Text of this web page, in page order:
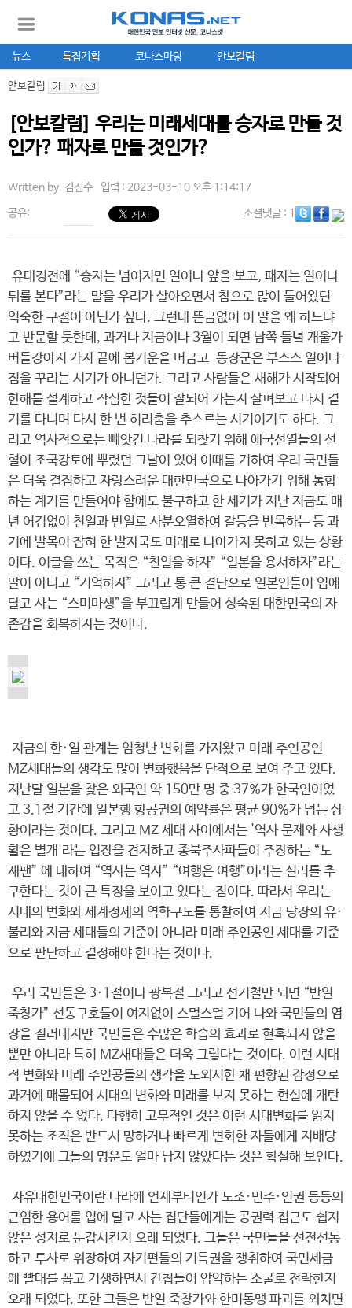
뉴스 특집기획 코나스마당 안보칼럼
안보칼럼
[안보칼럼] 우리는 미래세대를 승자로 만들 것
인가? 패자로 만들 것인가?
Written by. 김진수 입력 : 2023-03-10 오후 1:14:17
공유: 소셜댓글: 1
유대경전에 “승자는 넘어지면 일어나 앞을 보고, 패자는 일어나
뒤를 본다”라는 말을 우리가 살아오면서 참으로 많이 들어왔던
익숙한 구절이 아닌가 싶다. 그런데 뜬금없이 이 말을 왜 하느냐
고 반문할 듯한데, 과거나 지금이나 3월이 되면 남쪽 들녘 개울가
버들강아지 가지 끝에 봄기운을 머금고 동장군은 부스스 일어나
짐을 꾸리는 시기가 아니던가. 그리고 사람들은 새해가 시작되어
한해를 설계하고 작심한 것들이 잘되어 가는지 살펴보고 다시 결
기를 다니며 다시 한 번 허리춤을 추스르는 시기이기도 하다. 그
리고 역사적으로는 빼앗긴 나라를 되찾기 위해 애국선열들의 선
혈이 조국강토에 뿌렸던 그날이 있어 이때를 기하여 우리 국민들
은 더욱 결집하고 자랑스러운 대한민국으로 나아가기 위해 통합
하는 계기를 만들어야 함에도 불구하고 한 세기가 지난 지금도 매
년 어김없이 친일과 반일로 사분오열하여 갈등을 반목하는 등 과
거에 발목이 잡혀 한 발자국도 미래로 나아가지 못하고 있는 상황
이다. 이글을 쓰는 목적은 “친일을 하자” “일본을 용서하자”라는
말이 아니고 “기억하자” 그리고 통 큰 결단으로 일본인들이 입에
달고 사는 “스미마셍”을 부끄럽게 만들어 성숙된 대한민국의 자
존감을 회복하자는 것이다.
지금의 한·일 관계는 엄청난 변화를 가져왔고 미래 주인공인
MZ세대들의 생각도 많이 변화했음을 단적으로 보여 주고 있다.
지난달 일본을 찾은 외국인 약 150만 명 중 37%가 한국인이었
고 3.1절 기간에 일본행 항공권의 예약률은 평균 90%가 넘는 상
황이라는 것이다. 그리고 MZ 세대 사이에서는 '역사 문제와 사생
활은 별개'라는 입장을 견지하고 종북주사파들이 주장하는 “노
재팬” 에 대하여 “역사는 역사” “여행은 여행”이라는 실리를 추
구한다는 것이 큰 특징을 보이고 있다는 점이다. 따라서 우리는
시대의 변화와 세계정세의 역학구도를 통찰하여 지금 당장의 유·
불리와 지금 세대들의 기준이 아니라 미래 주인공인 세대를 기준
으로 판단하고 결정해야 한다는 것이다.
우리 국민들은 3·1절이나 광복절 그리고 선거철만 되면 “반일
죽창가” 선동구호들이 여지없이 스멀스멀 기어 나와 국민들의 염
장을 질러대지만 국민들은 수많은 학습의 효과로 현혹되지 않을
뿐만 아니라 특히 MZ새대들은 더욱 그렇다는 것이다. 이런 시대
적 변화와 미래 주인공들의 생각을 도외시한 채 편향된 감정으로
과거에 매몰되어 시대의 변화와 미래를 보지 못하는 현실에 개탄
하지 않을 수 없다. 다행히 고무적인 것은 이런 시대변화를 읽지
못하는 조직은 반드시 망하거나 빠르게 변화한 자들에게 지배당
하였기에 그들의 명운도 얼마 남지 않았다는 것은 확실해 보인다.
자유대한민국이란 나라에 언제부터인가 노조·민주·인권 등등의
근엄한 용어를 입에 달고 사는 집단들에게는 공권력 접근도 쉽지
않은 성지로 둔갑시킨지 오래 되었다. 그들은 국민들을 선전선동
하고 투사로 위장하여 자기편들의 기득권을 쟁취하여 국민세금
에 빨대를 꼽고 기생하면서 간첩들이 암약하는 소굴로 전락한지
오래 되었다. 또한 그들은 반일 죽창가와 한미동맹 파괴를 외치면